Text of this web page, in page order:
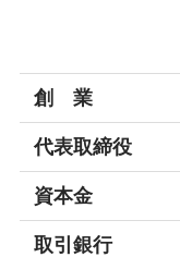
創 業
代表取締役
資本金
取引銀行